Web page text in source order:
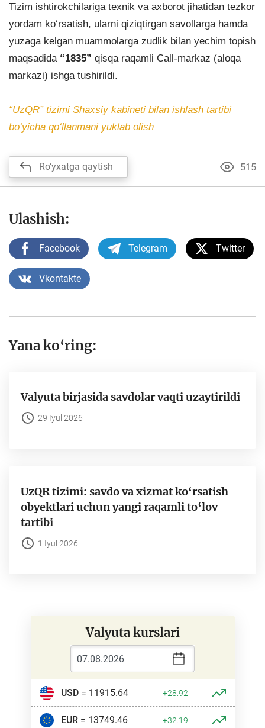
Tizim ishtirokchilariga texnik va axborot jihatidan tezkor
yordam ko‘rsatish, ularni qiziqtirgan savollarga hamda
yuzaga kelgan muammolarga zudlik bilan yechim topish
maqsadida “1835” qisqa raqamli Call-markaz (aloqa
markazi) ishga tushirildi.
“UzQR” tizimi Shaxsiy kabineti bilan ishlash tartibi
bo‘yicha qo‘llanmani yuklab olish
Ro‘yxatga qaytish 515
Ulashish:
Facebook Telegram Twitter
Vkontakte
Yana ko‘ring:
Valyuta birjasida savdolar vaqti uzaytirildi
29 Iyul 2026
UzQR tizimi: savdo va xizmat ko‘rsatish
obyektlari uchun yangi raqamli to‘lov
tartibi
1 Iyul 2026
Valyuta kurslari
USD= 11915.64 +28.92
EUR= 13749.46 +32.19